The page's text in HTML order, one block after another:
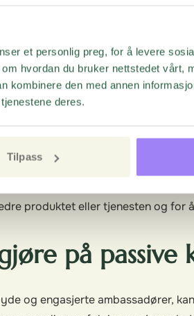
et personlig preg, for å levere
hvordan du bruker nettstedet vårt,
kombinere den med annen
deres.
Tilpass
men mangler en emosjonell
svare passivt i en NPS-
å vurdere det riktig. De kan også
med selskapet.
De kan være fornøyd med
undersøkelsen, er det viktig å legge
produktet eller tjenesten og for
på passive
og engasjerte ambassadører,